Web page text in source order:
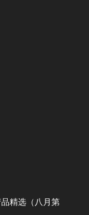
精选（八月第